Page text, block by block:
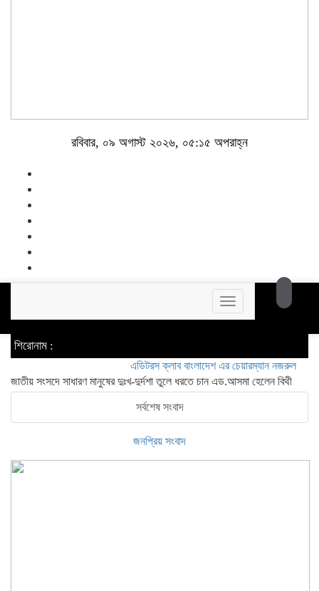
রবিবার, ০৯ অগাস্ট ২০২৬, ০৫:১৫ অপরাহ্ন
Toggle
navigation
শিরোনাম :
এডিটরস ক্লাব বাংলাদেশ এর চেয়ারম্যান নজরুল ইসলাম
জাতীয় সংসদে সাধারণ মানুষের দুঃখ-দুর্দশা তুলে ধরতে চান এড.আসমা হেলেন বিথী
সর্বশেষ সংবাদ
জনপ্রিয় সংবাদ